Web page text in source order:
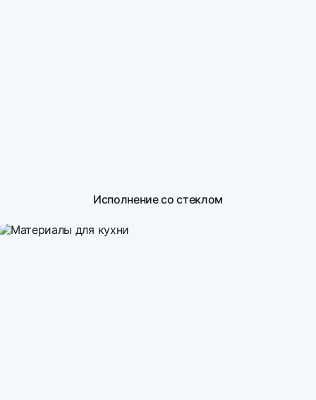
Исполнение со стеклом